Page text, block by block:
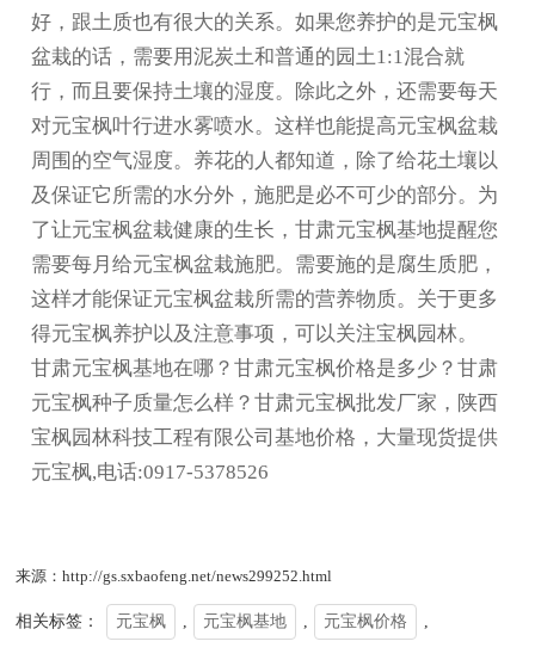
好，跟土质也有很大的关系。如果您养护的是元宝枫
盆栽的话，需要用泥炭土和普通的园土1:1混合就
行，而且要保持土壤的湿度。除此之外，还需要每天
对元宝枫叶行进水雾喷水。这样也能提高元宝枫盆栽
周围的空气湿度。养花的人都知道，除了给花土壤以
及保证它所需的水分外，施肥是必不可少的部分。为
了让元宝枫盆栽健康的生长，甘肃元宝枫基地提醒您
需要每月给元宝枫盆栽施肥。需要施的是腐生质肥，
这样才能保证元宝枫盆栽所需的营养物质。关于更多
得元宝枫养护以及注意事项，可以关注宝枫园林。
甘肃元宝枫基地在哪？甘肃元宝枫价格是多少？甘肃
元宝枫种子质量怎么样？甘肃元宝枫批发厂家，陕西
宝枫园林科技工程有限公司基地价格，大量现货提供
元宝枫,电话:0917-5378526
来源：http://gs.sxbaofeng.net/news299252.html
相关标签： 元宝枫 元宝枫基地 元宝枫价格